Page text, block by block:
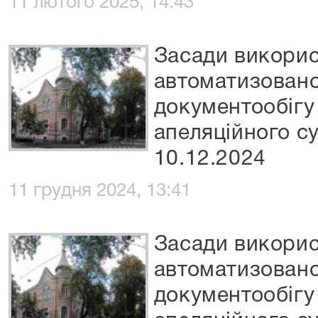
Засади
апеляційного
10.12.2024
11 грудня 2024, 13:41
Засади